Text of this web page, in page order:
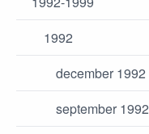
1992
december 1992
september 1992